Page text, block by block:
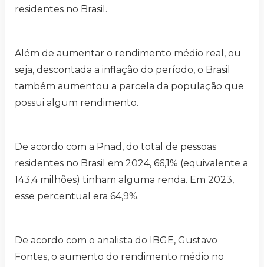
residentes no Brasil.
Além de aumentar o rendimento médio real, ou
seja, descontada a inflação do período, o Brasil
também aumentou a parcela da população que
possui algum rendimento.
De acordo com a Pnad, do total de pessoas
residentes no Brasil em 2024, 66,1% (equivalente a
143,4 milhões) tinham alguma renda. Em 2023,
esse percentual era 64,9%.
De acordo com o analista do IBGE, Gustavo
Fontes, o aumento do rendimento médio no